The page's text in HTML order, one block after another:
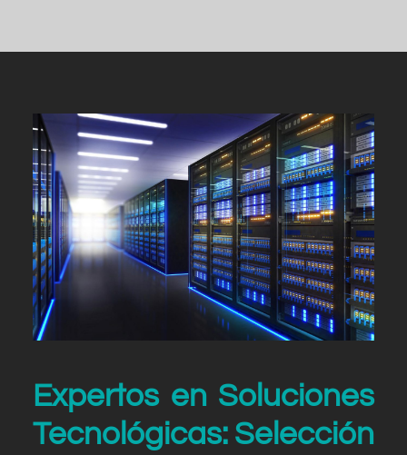
Expertos en Soluciones
Tecnológicas: Selección